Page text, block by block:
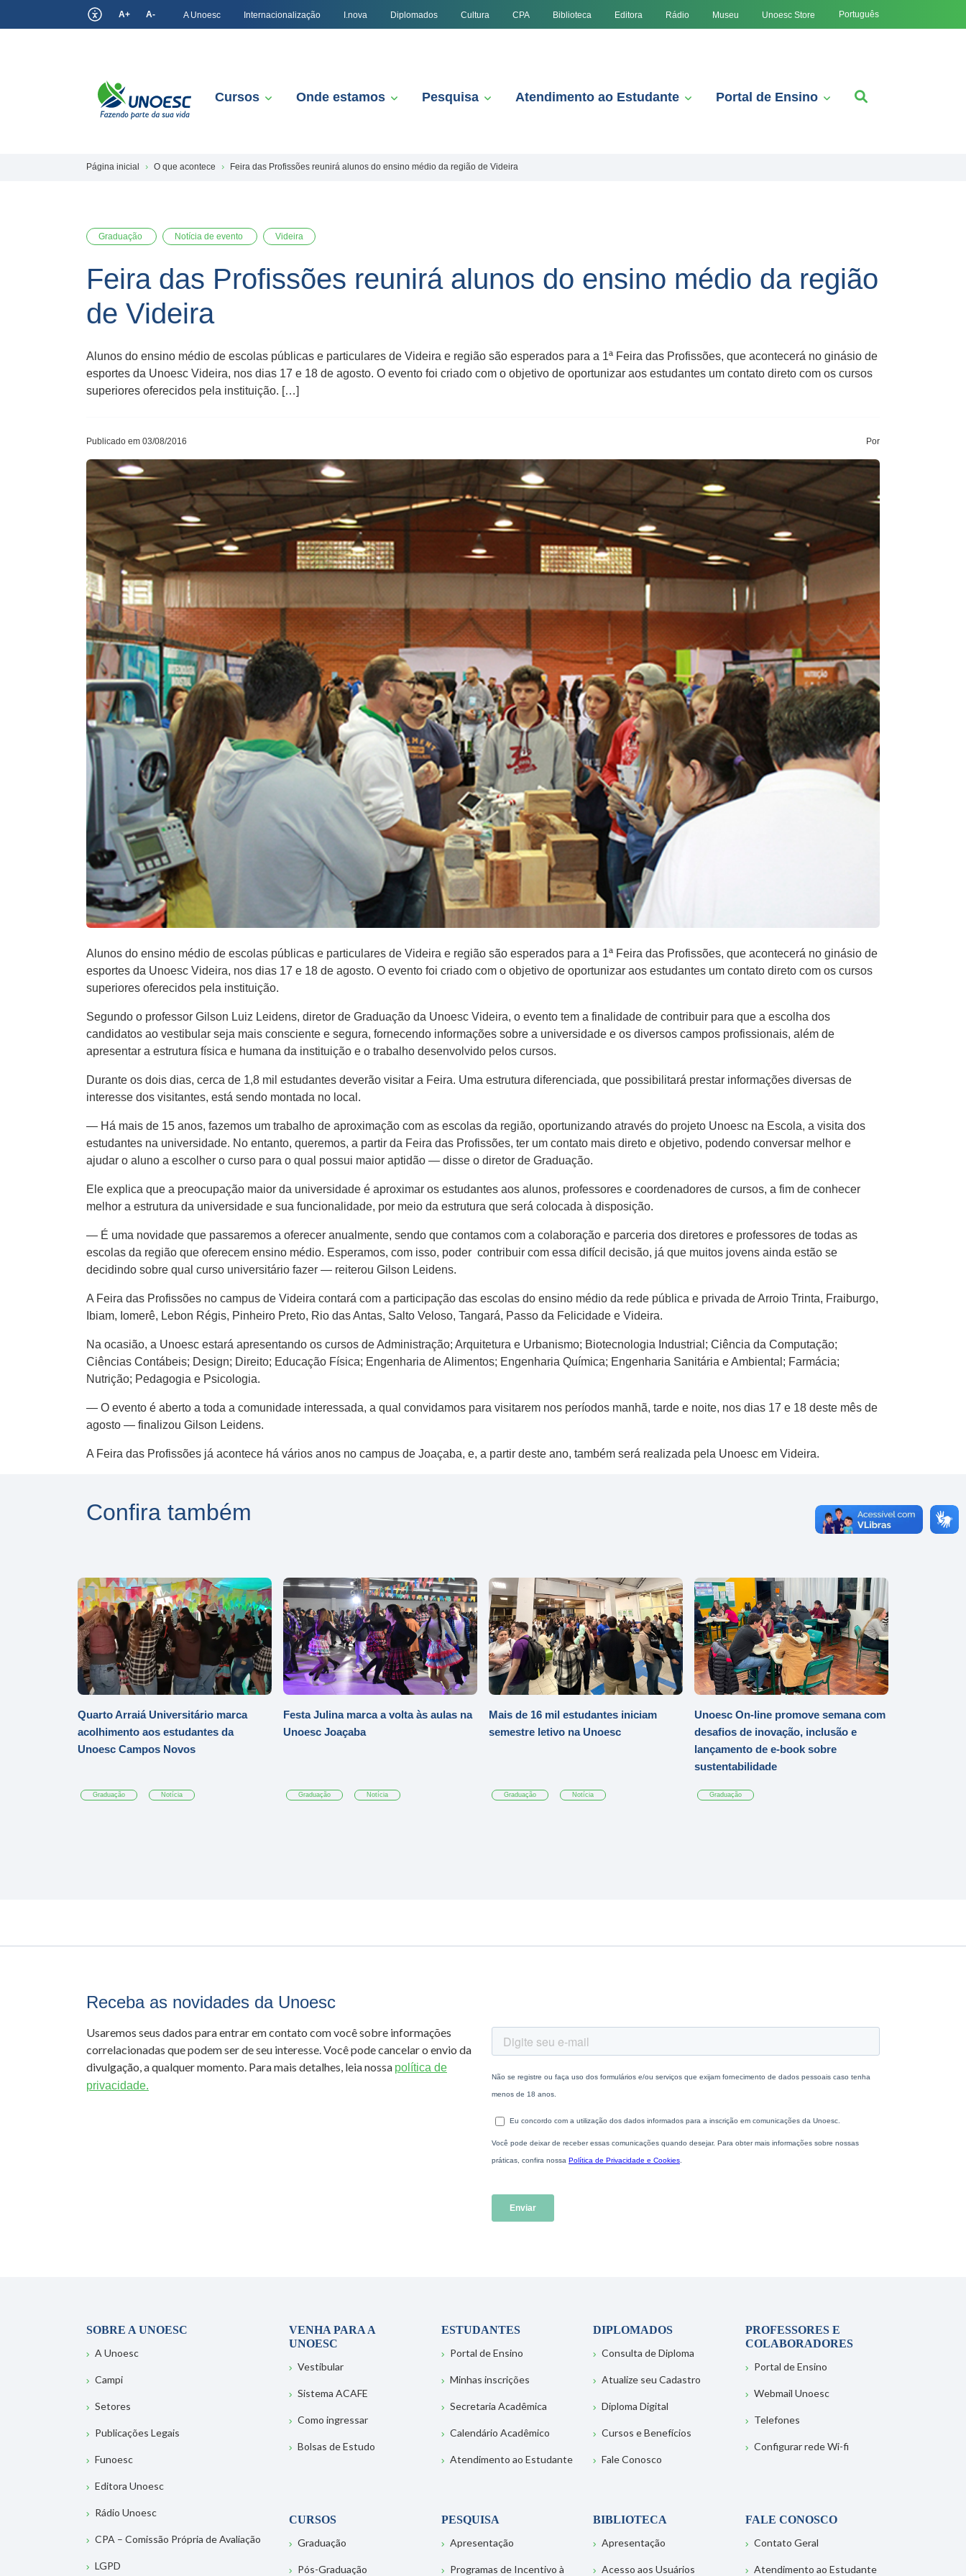
A+ A- A Unoesc Internacionalização I.nova Diplomados Cultura CPA Biblioteca Editora Rádio Museu Unoesc Store Português
Cursos Onde estamos Pesquisa Atendimento ao Estudante Portal de Ensino
Página inicial O que acontece Feira das Profissões reunirá alunos do ensino médio da região de Videira
Graduação Notícia de evento Videira
Feira das Profissões reunirá alunos do ensino médio da região
de Videira
Alunos do ensino médio de escolas públicas e particulares de Videira e região são esperados para a​ ​1ª Feira das ​Profissões​,​ que acontecerá no ginásio de
esportes da Unoesc Videira​,​ nos dias 17 e 18 de agosto. O evento foi criado com o objetivo de oportunizar aos estudantes um contato direto com os cursos
superiores oferecidos pela instituição. […]
Publicado em 03/08/2016 Por
Alunos do ensino médio de escolas públicas e particulares de Videira e região são esperados para a​ ​1ª Feira das ​Profissões​,​ que acontecerá no ginásio de
esportes da Unoesc Videira​,​ nos dias 17 e 18 de agosto. O evento foi criado com o objetivo de oportunizar aos estudantes um contato direto com os cursos
superiores oferecidos pela instituição.
Segundo o professor Gilson Luiz Leidens, diretor de Graduação da Unoesc Videira, o evento tem a finalidade de contribuir para que a escolha dos
candidatos ao vestibular seja mais consciente e segura, fornecendo informações sobre a universidade e os diversos campos profissionais, al​é​m de
apresentar a estrutura física e humana da instituição e o trabalho desenvolvido pelos cursos.
Durante os dois dias, cerca de 1,8 mil estudantes deverão visitar a Feira. Uma estrutura diferenciada, que possibilitará prestar informações diversas de
interesse do​s visitantes, está sendo montada no local.
— Há mais de 15 anos, fazemos um trabalho de aproximação com as escolas da região, oportunizando através do projeto Unoesc na Escola, a visita dos
estudantes na universidade. No entanto​,​ queremos, a partir da Feira das Profissões, ter um contato mais direto e objetivo, podendo conversar melhor e
ajudar o aluno a escolher o curso para o qual possui maior aptidão — disse o diretor de Graduação.
Ele explica que a preocupação maior da universidade é aproximar os estudantes ​aos ​alunos, professores e ​coordenadores de cursos, a fim de conhecer
melhor a ​estrutura da ​universidade e sua funcionalidade, por meio ​da​ estrutura que será colocada ​à​ disposição.
— É uma novidade que passaremos a oferecer anualmente, sendo que contamos com a colaboração e parceria dos diretor​es e professor​e​s de todas as
escolas da região que oferecem ensino médio. Esperamos​,​ com isso​,​ poder contribuir com essa difícil decisão, já que muitos jovens ainda estão ​se
decidindo sobre qual curso​ universitário​ fazer — reiterou Gilson Leidens.
A ​F​eira das ​P​rofissões no campus de Videira contar​á​ com a participação das escolas do ensino médio da rede pública e privada de Arroio Trinta, Fraiburgo,
Ibiam, Iomerê, Lebon Régis, Pinheiro Preto, Rio ​d​as Antas, Salto Veloso, Tangará, Passo da Felicidade e Videira.
Na ocasião​,​ a Unoesc estará apresentando os cursos de Administração; Arquitetura e Urbanismo; Biotecnologia Industrial; Ciência da Computação;
Ciências Contábeis; Design; Direito; Educação Física; Engenharia de Alimentos; Engenharia Química; Engenharia Sanitária e Ambiental; Farmácia;
Nutrição; Pedagogia​ e​ Psicologia.
— O evento é aberto a toda a comunidade interessada, a qual convidamos para visitarem nos períodos manhã, tarde e noite, nos dias 17 e 18 deste mês de
agosto — finalizou Gilson Leidens.
A Feira das Profissões já acontece há vários anos no campus de Joaçaba, e, a partir deste ano, também será realizada pela Unoesc em Videira.
Confira também
Quarto Arraiá Universitário marca
acolhimento aos estudantes da
Unoesc Campos Novos
Graduação Notícia
Festa Julina marca a volta às aulas na
Unoesc Joaçaba
Graduação Notícia
Mais de 16 mil estudantes iniciam
semestre letivo na Unoesc
Graduação Notícia
Unoesc On-line promove semana com
desafios de inovação, inclusão e
lançamento de e-book sobre
sustentabilidade
Graduação
Receba as novidades da Unoesc
Usaremos seus dados para entrar em contato com você sobre informações
correlacionadas que podem ser de seu interesse. Você pode cancelar o envio da
divulgação, a qualquer momento. Para mais detalhes, leia nossa política de
privacidade.
SOBRE A UNOESC
A Unoesc
Campi
Setores
Publicações Legais
Funoesc
Editora Unoesc
Rádio Unoesc
CPA – Comissão Própria de Avaliação
LGPD
VENHA PARA A
UNOESC
Vestibular
Sistema ACAFE
Como ingressar
Bolsas de Estudo
ESTUDANTES
Portal de Ensino
Minhas inscrições
Secretaria Acadêmica
Calendário Acadêmico
Atendimento ao Estudante
DIPLOMADOS
Consulta de Diploma
Atualize seu Cadastro
Diploma Digital
Cursos e Benefícios
Fale Conosco
PROFESSORES E
COLABORADORES
Portal de Ensino
Webmail Unoesc
Telefones
Configurar rede Wi-fi
CURSOS
Graduação
Pós-Graduação
PESQUISA
Apresentação
Programas de Incentivo à
BIBLIOTECA
Apresentação
Acesso aos Usuários
FALE CONOSCO
Contato Geral
Atendimento ao Estudante